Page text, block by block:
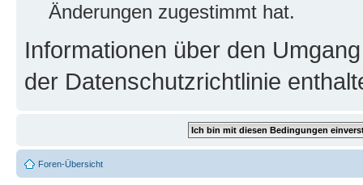
Änderungen zugestimmt hat.
Informationen über den
der Datenschutzrichtlinie
Foren-Übersicht